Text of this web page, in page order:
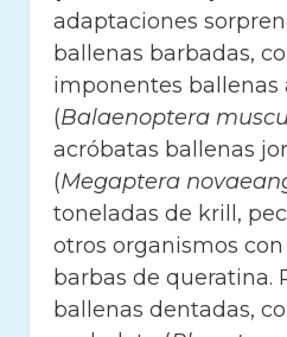
adaptaciones
ballenas barbadas,
imponentes ballenas
(Balaenoptera
acróbatas ballenas
(Megaptera
toneladas de krill,
otros organismos
barbas de queratina.
ballenas dentadas,